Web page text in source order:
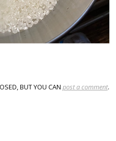
BUT YOU CAN post a comment.